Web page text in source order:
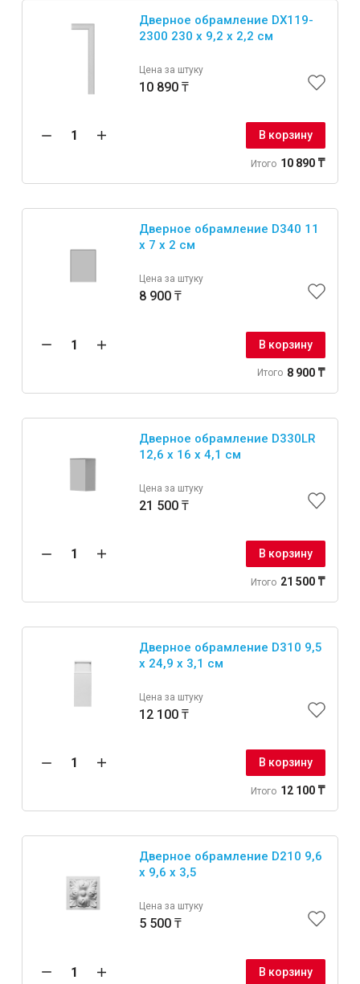
Дверное обрамление DX119-
2300 230 x 9,2 x 2,2 см
Цена за штуку
10 890 ₸
В корзину
Итого 10 890 ₸
Дверное обрамление D340 11
x 7 x 2 см
Цена за штуку
8 900 ₸
В корзину
Итого 8 900 ₸
Дверное обрамление D330LR
12,6 x 16 x 4,1 см
Цена за штуку
21 500 ₸
В корзину
Итого 21 500 ₸
Дверное обрамление D310 9,5
x 24,9 x 3,1 см
Цена за штуку
12 100 ₸
В корзину
Итого 12 100 ₸
Дверное обрамление D210 9,6
x 9,6 x 3,5
Цена за штуку
5 500 ₸
В корзину